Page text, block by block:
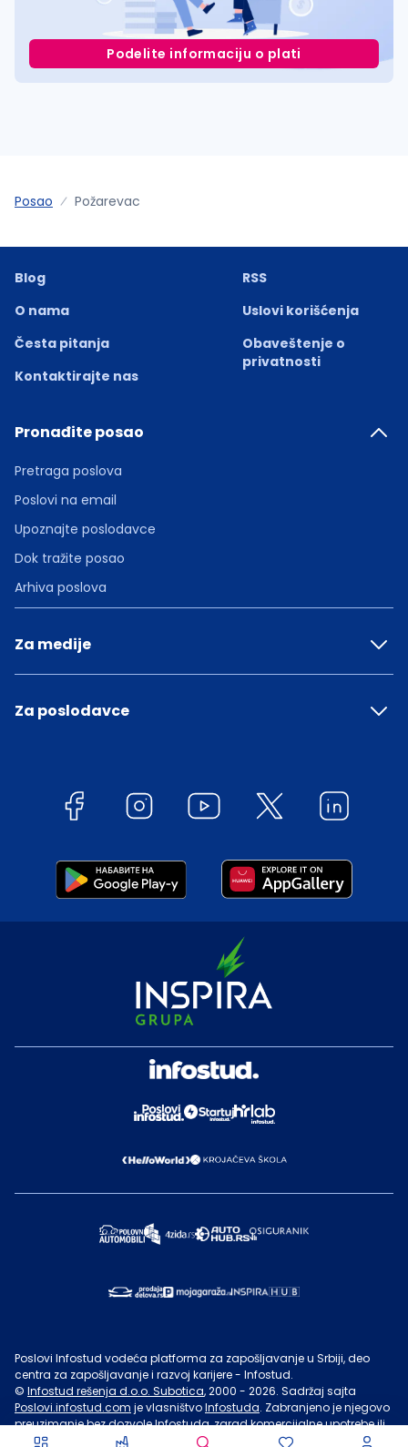
Podelite informaciju o plati
Posao Požarevac
Blog
O nama
Česta pitanja
Kontaktirajte nas
RSS
Uslovi korišćenja
Obaveštenje o
privatnosti
Pronađite posao
Pretraga poslova
Poslovi na email
Upoznajte poslodavce
Dok tražite posao
Arhiva poslova
Za medije
Za poslodavce
Poslovi Infostud vodeća platforma za zapošljavanje u Srbiji, deo
centra za zapošljavanje i razvoj karijere - Infostud.
© Infostud rešenja d.o.o. Subotica, 2000 - 2026. Sadržaj sajta
Poslovi.infostud.com je vlasništvoInfostuda. Zabranjeno je njegovo
preuzimanje bez dozvoleInfostuda, zarad komercijalne upotrebe ili
u druge svrhe, osim za lične potrebe posetilaca sajta.